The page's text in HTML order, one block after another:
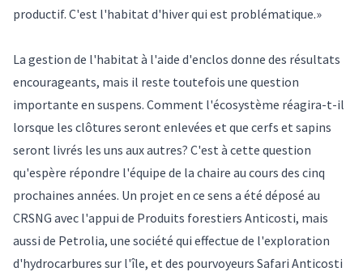
productif. C'est l'habitat d'hiver qui est problématique.»
La gestion de l'habitat à l'aide d'enclos donne des résultats
encourageants, mais il reste toutefois une question
importante en suspens. Comment l'écosystème réagira-t-il
lorsque les clôtures seront enlevées et que cerfs et sapins
seront livrés les uns aux autres? C'est à cette question
qu'espère répondre l'équipe de la chaire au cours des cinq
prochaines années. Un projet en ce sens a été déposé au
CRSNG avec l'appui de Produits forestiers Anticosti, mais
aussi de Petrolia, une société qui effectue de l'exploration
d'hydrocarbures sur l'île, et des pourvoyeurs Safari Anticosti